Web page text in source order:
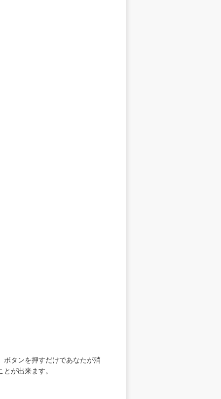
ボタンを押すだけであなたが消
が出来ます。